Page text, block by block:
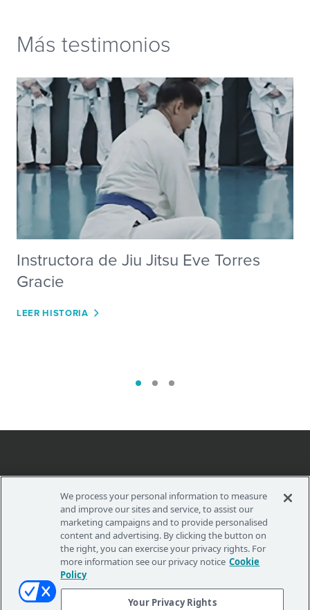
Más testimonios
Instructora de Jiu Jitsu Eve Torres
Gracie
LEER HISTORIA
Your Privacy Rights
POLÍTICA DE PRIVACIDAD TÉRMINOS DE USO
We process your personal information to measure
and improve our sites and service, to assist our
marketing campaigns and to provide personalised
content and advertising. By clicking the button on
the right, you can exercise your privacy rights. For
more information see our privacy notice Cookie
Policy
Your Privacy Rights